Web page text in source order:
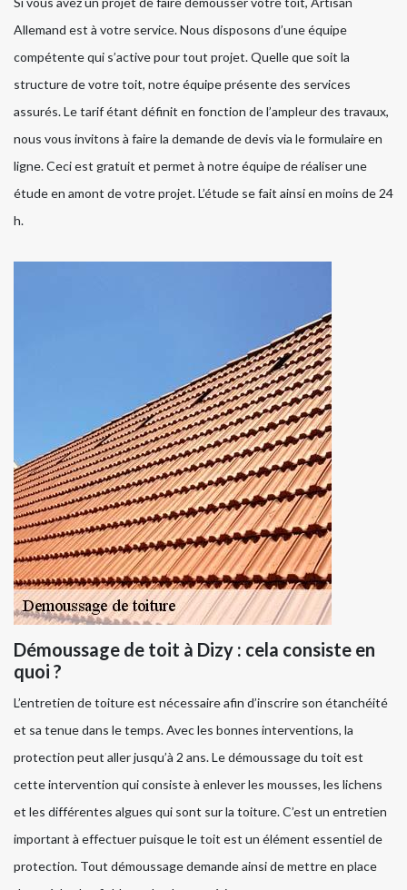
Allemand est à votre service. Nous disposons d’une équipe
compétente qui s’active pour tout projet. Quelle que soit la
structure de votre toit, notre équipe présente des services
assurés. Le tarif étant définit en fonction de l’ampleur des travaux,
nous vous invitons à faire la demande de devis via le formulaire en
ligne. Ceci est gratuit et permet à notre équipe de réaliser une
étude en amont de votre projet. L’étude se fait ainsi en moins de 24
h.
Démoussage de toit à Dizy : cela consiste en
quoi ?
L’entretien de toiture est nécessaire afin d’inscrire son étanchéité
et sa tenue dans le temps. Avec les bonnes interventions, la
protection peut aller jusqu’à 2 ans. Le démoussage du toit est
cette intervention qui consiste à enlever les mousses, les lichens
et les différentes algues qui sont sur la toiture. C’est un entretien
important à effectuer puisque le toit est un élément essentiel de
protection. Tout démoussage demande ainsi de mettre en place